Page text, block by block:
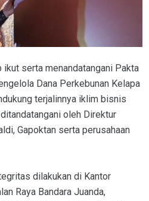
ikut serta menandatangani Pakta
Dana Perkebunan Kelapa
terjalinnya iklim bisnis
oleh Direktur
Gapoktan serta perusahaan
dilakukan di Kantor
Raya Bandara Juanda,